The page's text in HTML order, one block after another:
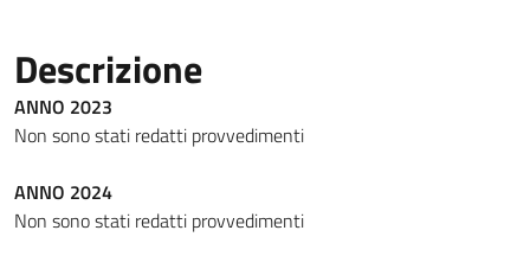
Descrizione
ANNO 2023
Non sono stati redatti provvedimenti
ANNO 2024
Non sono stati redatti provvedimenti